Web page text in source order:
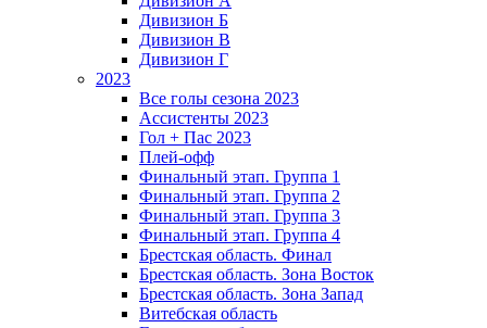
Дивизион Б
Дивизион В
Дивизион Г
2023
Все голы сезона 2023
Ассистенты 2023
Гол + Пас 2023
Плей-офф
Финальный этап. Группа 1
Финальный этап. Группа 2
Финальный этап. Группа 3
Финальный этап. Группа 4
Брестская область. Финал
Брестская область. Зона Восток
Брестская область. Зона Запад
Витебская область